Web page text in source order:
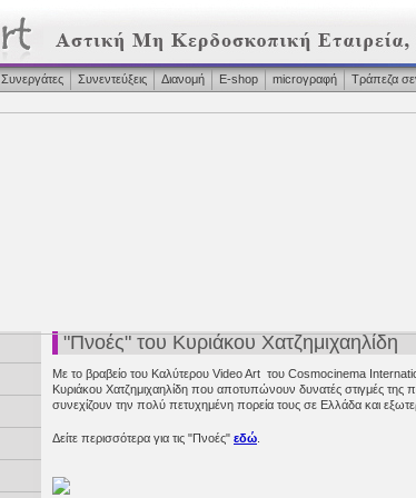
Συνεργάτες Συνεντεύξεις Διανομή Ε-shop microγραφή Τράπεζα
"Πνοές" του Κυριάκου Χατζημιχαηλίδη
Με το βραβείο του Καλύτερου Video Art του Cosmocinema
Κυριάκου Χατζημιχαηλίδη που αποτυπώνουν δυνατές στιγμές της
συνεχίζουν την πολύ πετυχημένη πορεία τους σε Ελλάδα και
Δείτε περισσότερα για τις "Πνοές" εδώ